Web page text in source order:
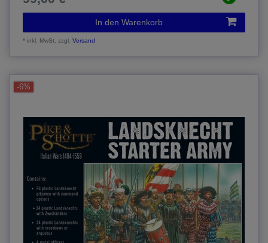
In den Warenkorb
*inkl. MwSt. zzgl.Versand
-6%